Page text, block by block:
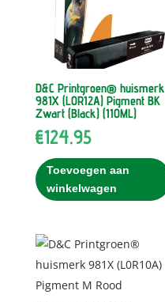
D&C Printgroen® huismerk
981X (L0R12A) Pigment BK
Zwart (Black) (110ML)
€124.95
Toevoegen aan
winkelwagen